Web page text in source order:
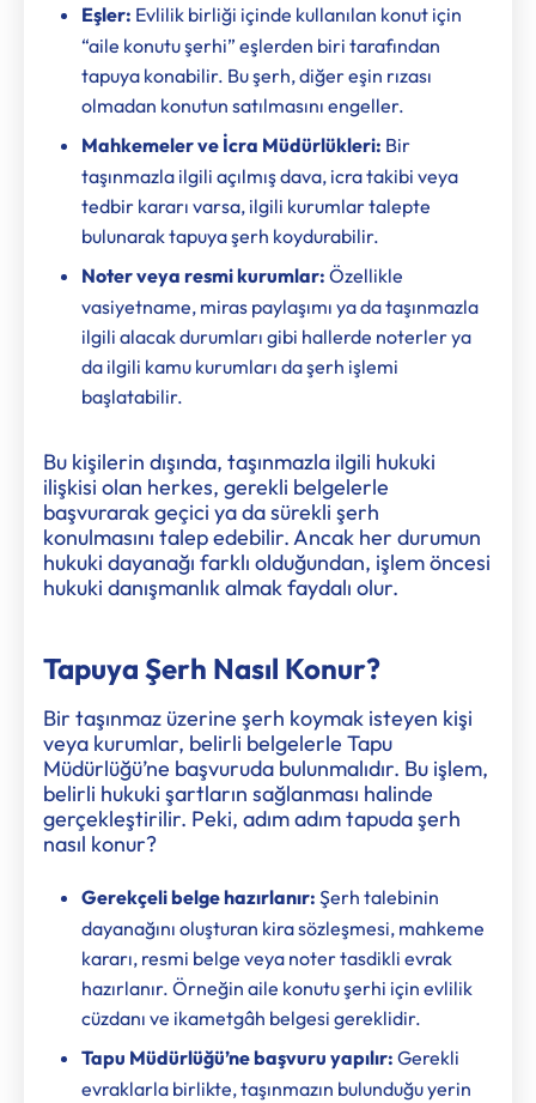
Eşler: Evlilik birliği içinde kullanılan konut için
“aile konutu şerhi” eşlerden biri tarafından
tapuya konabilir. Bu şerh, diğer eşin rızası
olmadan konutun satılmasını engeller.
Mahkemeler ve İcra Müdürlükleri: Bir
taşınmazla ilgili açılmış dava, icra takibi veya
tedbir kararı varsa, ilgili kurumlar talepte
bulunarak tapuya şerh koydurabilir.
Noter veya resmi kurumlar:Özellikle
vasiyetname, miras paylaşımı ya da taşınmazla
ilgili alacak durumları gibi hallerde noterler ya
da ilgili kamu kurumları da şerh işlemi
başlatabilir.
Bu kişilerin dışında, taşınmazla ilgili hukuki
ilişkisi olan herkes, gerekli belgelerle
başvurarak geçici ya da sürekli şerh
konulmasını talep edebilir. Ancak her durumun
hukuki dayanağı farklı olduğundan, işlem öncesi
hukuki danışmanlık almak faydalı olur.
Tapuya Şerh Nasıl Konur?
Bir taşınmaz üzerine şerh koymak isteyen kişi
veya kurumlar, belirli belgelerle Tapu
Müdürlüğü’ne başvuruda bulunmalıdır. Bu işlem,
belirli hukuki şartların sağlanması halinde
gerçekleştirilir. Peki, adım adım tapuda şerh
nasıl konur?
Gerekçeli belge hazırlanır:Şerh talebinin
dayanağını oluşturan kira sözleşmesi, mahkeme
kararı, resmi belge veya noter tasdikli evrak
hazırlanır. Örneğin aile konutu şerhi için evlilik
cüzdanı ve ikametgâh belgesi gereklidir.
Tapu Müdürlüğü’ne başvuru yapılır:Gerekli
evraklarla birlikte, taşınmazın bulunduğu yerin